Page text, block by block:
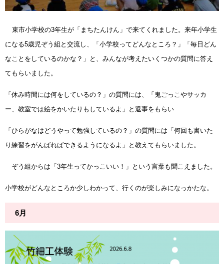
東市小学校の3年生が「まちたんけん」で来てくれました。来年小学生
になる5歳児ぞう組と交流し、「小学校ってどんなところ？」「毎日どん
なことをしているのかな？」と、みんなが考えたいくつかの質問に答え
てもらいました。
「休み時間には何をしているの？」の質問には、「鬼ごっこやサッカ
ー、教室では絵をかいたりもしているよ」と返事をもらい
「ひらがなはどうやって勉強しているの？」の質問には「何回も書いた
り練習をがんばればできるようになるよ」と教えてもらいました。
ぞう組からは「3年生ってかっこいい！」という言葉も聞こえました。
小学校がどんなところか少しわかって、行くのが楽しみになっかたな。
6月